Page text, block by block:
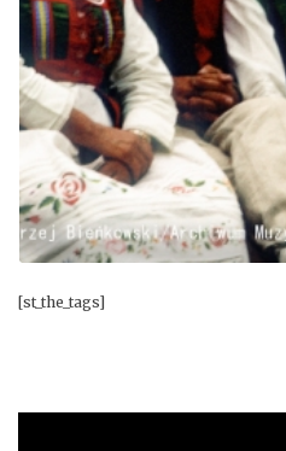
[st_the_tags]